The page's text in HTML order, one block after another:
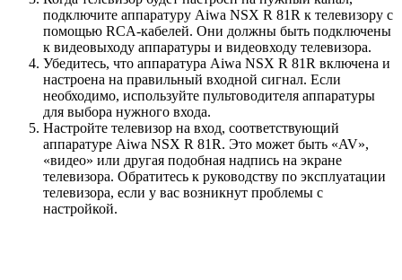
подключите аппаратуру Aiwa NSX R 81R к телевизору с
помощью RCA-кабелей. Они должны быть подключены
к видеовыходу аппаратуры и видеовходу телевизора.
Убедитесь, что аппаратура Aiwa NSX R 81R включена и
настроена на правильный входной сигнал. Если
необходимо, используйте пультоводителя аппаратуры
для выбора нужного входа.
Настройте телевизор на вход, соответствующий
аппаратуре Aiwa NSX R 81R. Это может быть «AV»,
«видео» или другая подобная надпись на экране
телевизора. Обратитесь к руководству по эксплуатации
телевизора, если у вас возникнут проблемы с
настройкой.